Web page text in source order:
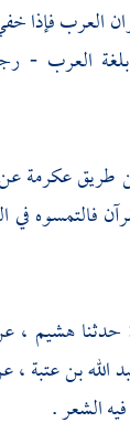
العرب فإذا
العرب -
طريقعكرمة
فالتمسوه في
حدثناهشيم ،
الله بن عتبة،
الشعر .